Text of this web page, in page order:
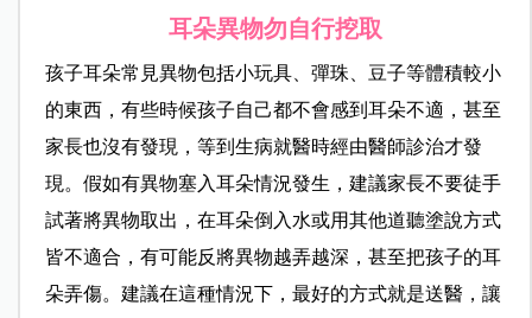
耳朵異物勿自行挖取
孩子耳朵常見異物包括小玩具、彈珠、豆子等體積較小
的東西，有些時候孩子自己都不會感到耳朵不適，甚至
家長也沒有發現，等到生病就醫時經由醫師診治才發
現。假如有異物塞入耳朵情況發生，建議家長不要徒手
試著將異物取出，在耳朵倒入水或用其他道聽塗說方式
皆不適合，有可能反將異物越弄越深，甚至把孩子的耳
朵弄傷。建議在這種情況下，最好的方式就是送醫，讓